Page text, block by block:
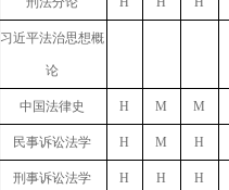
习近平法治思想概
论
中国法律史 H M M
民事诉讼法学 H M H
刑事诉讼法学 H H H